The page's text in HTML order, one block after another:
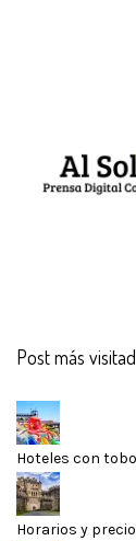
Post más
Hoteles con
Horarios y